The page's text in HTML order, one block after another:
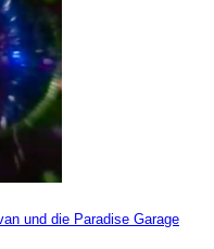
und die Paradise Garage